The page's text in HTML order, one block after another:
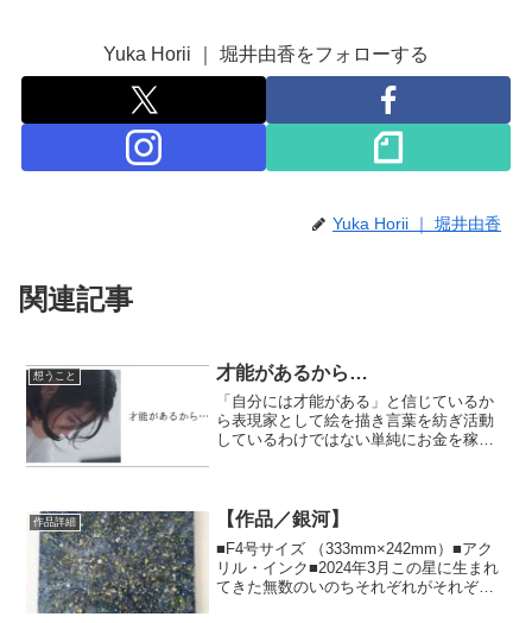
Yuka Horii ｜ 堀井由香をフォローする
Yuka Horii ｜ 堀井由香
関連記事
想うこと 才能があるから…
「自分には才能がある」と信じているか
ら表現家として絵を描き言葉を紡ぎ活動
しているわけではない単純にお金を稼ぎ
選んで自分でもバカか？と...
作品詳細 【作品／銀河】
■F4号サイズ （333mm×242mm）■アク
リル・インク■2024年3月この星に生まれ
てきた無数のいのちそれぞれがそれぞれ